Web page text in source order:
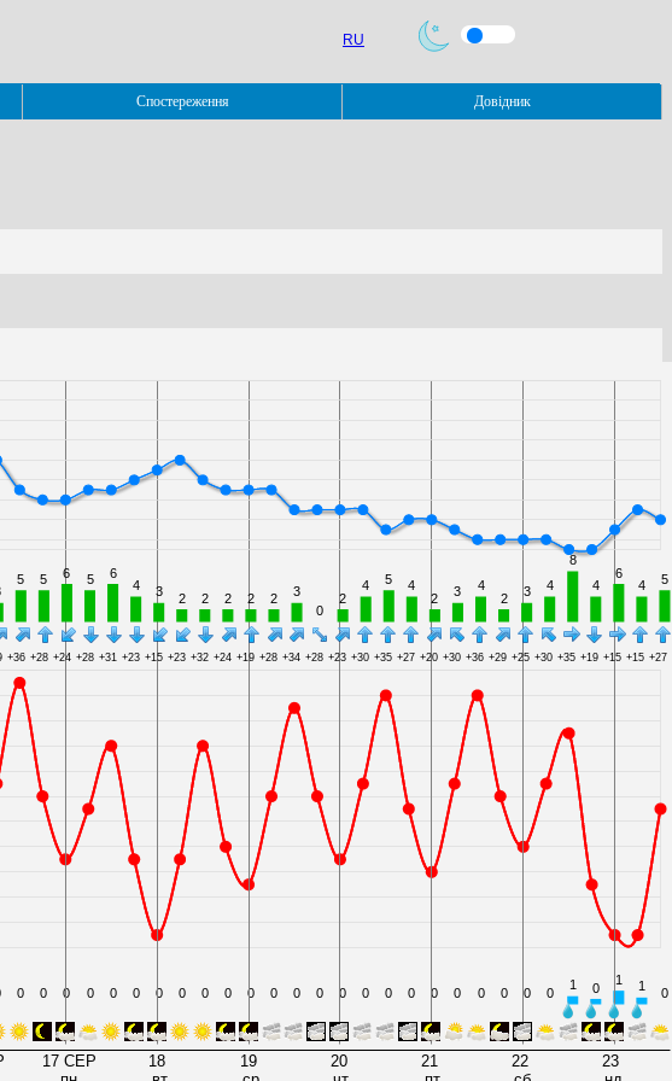
RU
Спостереження Довідник